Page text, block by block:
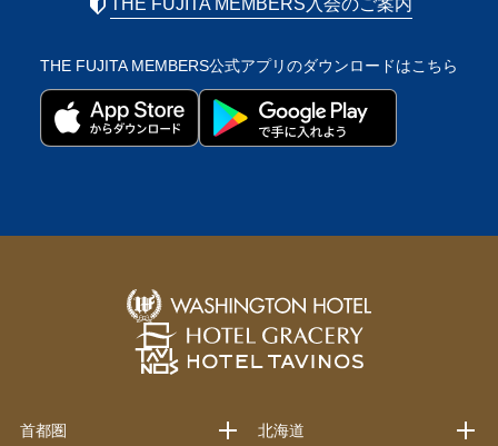
THE FUJITA MEMBERS公式アプリのダウンロードはこちら
首都圏
北海道